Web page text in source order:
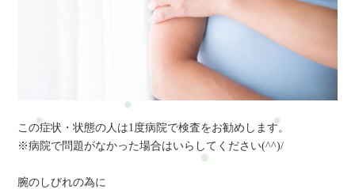
この症状・状態の人は1度病院で検査をお勧めします。
※病院で問題がなかった場合はいらしてください(^^)/
腕のしびれの為に